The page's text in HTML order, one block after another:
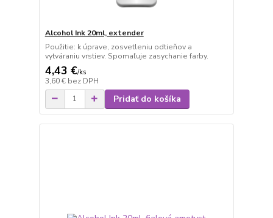
Alcohol Ink 20ml, extender
Použitie: k úprave, zosvetleniu odtieňov a
vytváraniu vrstiev. Spomaľuje zasychanie farby.
4,43 €/ks
3,60 € bez DPH
Pridať do košíka